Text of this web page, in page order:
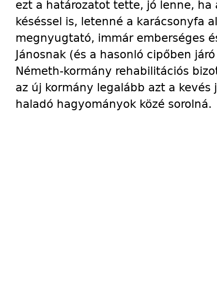
ezt a határozatot tette, jó lenne, ha
késéssel is, letenné a karácsonyfa
megnyugtató, immár emberséges
Jánosnak (és a hasonló cipőben
Németh-kormány rehabilitációs
az új kormány legalább azt a
haladó hagyományok közé sorolná.